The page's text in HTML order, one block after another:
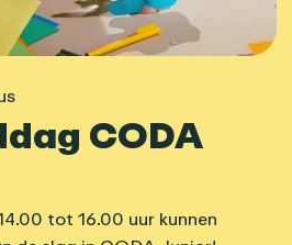
CODA
tot 16.00 uur kunnen